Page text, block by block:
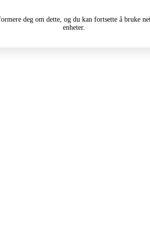
deg om dette, og du kan fortsette å bruke
enheter.